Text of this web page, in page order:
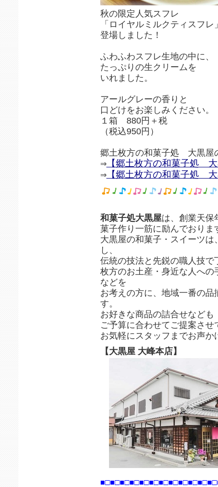
秋の限定人気スフレ
「ロイヤルミルクティスフレ
登場しました！
ふわふわスフレ生地の中に、
たっぷりの生クリームを
いれました。
アールグレーの香りと
口どけをお楽しみください。
１箱 880円＋税
（税込950円）
郷土枚方の和菓子処 大黒屋
⇒【郷土枚方の和菓子処
⇒【郷土枚方の和菓子処
和菓子処大黒屋は、創業天保
菓子作り一筋に励んでおりま
大黒屋の和菓子・スイーツ
し、
伝統の技法と先鋭の職人技
枚方のお土産・身近な人へ
などを
お考えの方に、地域一番の
す。
お好きな商品の詰合せなども
ご予算に合わせてご提案させ
お気軽にスタッフまでお声か
【大黒屋 大峰本店】